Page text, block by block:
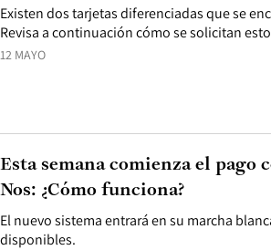
12 MAYO
Existen dos tarjetas diferenciadas que se
Revisa a continuación cómo se solicitan
El nuevo sistema entrará en su marcha
disponibles.
Esta semana comienza el
Nos: ¿Cómo funciona?